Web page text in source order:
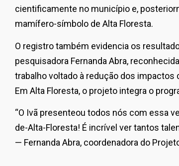
cientificamente no município e,
mamífero-símbolo de Alta Floresta.
O registro também evidencia os
pesquisadora Fernanda Abra,
trabalho voltado à redução dos
Em Alta Floresta, o projeto integra o
“O Ivã presenteou todos nós com essa
de-Alta-Floresta! É incrível ver tantos
— Fernanda Abra, coordenadora do